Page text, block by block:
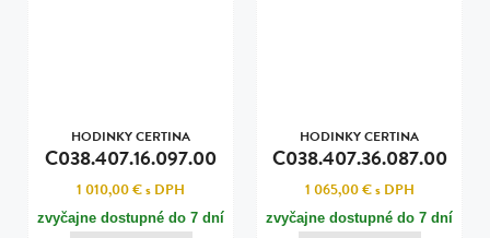
HODINKY CERTINA
C038.407.16.097.00
1 010,00 €s DPH
zvyčajne dostupné do 7 dní
HODINKY CERTINA
C038.407.36.087.00
1 065,00 €s DPH
zvyčajne dostupné do 7 dní